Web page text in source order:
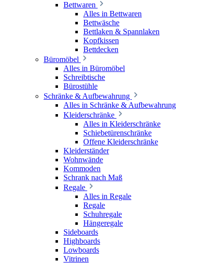
Bettwaren
Alles in Bettwaren
Bettwäsche
Bettlaken & Spannlaken
Kopfkissen
Bettdecken
Büromöbel
Alles in Büromöbel
Schreibtische
Bürostühle
Schränke & Aufbewahrung
Alles in Schränke & Aufbewahrung
Kleiderschränke
Alles in Kleiderschränke
Schiebetürenschränke
Offene Kleiderschränke
Kleiderständer
Wohnwände
Kommoden
Schrank nach Maß
Regale
Alles in Regale
Regale
Schuhregale
Hängeregale
Sideboards
Highboards
Lowboards
Vitrinen